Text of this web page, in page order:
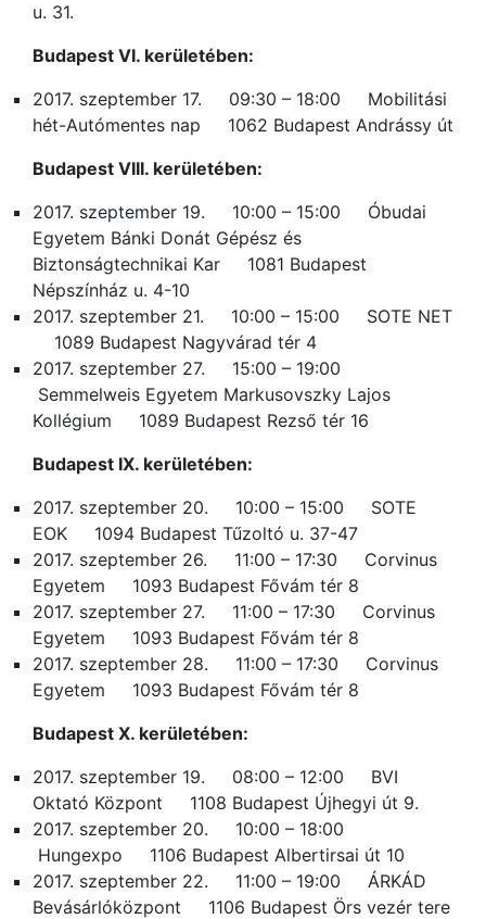
u. 31.
Budapest VI. kerületében:
2017. szeptember 17. 09:30 – 18:00 Mobilitási
hét-Autómentes nap 1062 Budapest Andrássy út
Budapest VIII. kerületében:
2017. szeptember 19. 10:00 – 15:00 Óbudai
Egyetem Bánki Donát Gépész és
Biztonságtechnikai Kar 1081 Budapest
Népszínház u. 4-10
2017. szeptember 21. 10:00 – 15:00 SOTE NET
1089 Budapest Nagyvárad tér 4
2017. szeptember 27. 15:00 – 19:00
Semmelweis Egyetem Markusovszky Lajos
Kollégium 1089 Budapest Rezső tér 16
Budapest IX. kerületében:
2017. szeptember 20. 10:00 – 15:00 SOTE
EOK 1094 Budapest Tűzoltó u. 37-47
2017. szeptember 26. 11:00 – 17:30 Corvinus
Egyetem 1093 Budapest Fővám tér 8
2017. szeptember 27. 11:00 – 17:30 Corvinus
Egyetem 1093 Budapest Fővám tér 8
2017. szeptember 28. 11:00 – 17:30 Corvinus
Egyetem 1093 Budapest Fővám tér 8
Budapest X. kerületében:
2017. szeptember 19. 08:00 – 12:00 BVI
Oktató Központ 1108 Budapest Újhegyi út 9.
2017. szeptember 20. 10:00 – 18:00
Hungexpo 1106 Budapest Albertirsai út 10
2017. szeptember 22. 11:00 – 19:00 ÁRKÁD
Bevásárlóközpont 1106 Budapest Örs vezér tere